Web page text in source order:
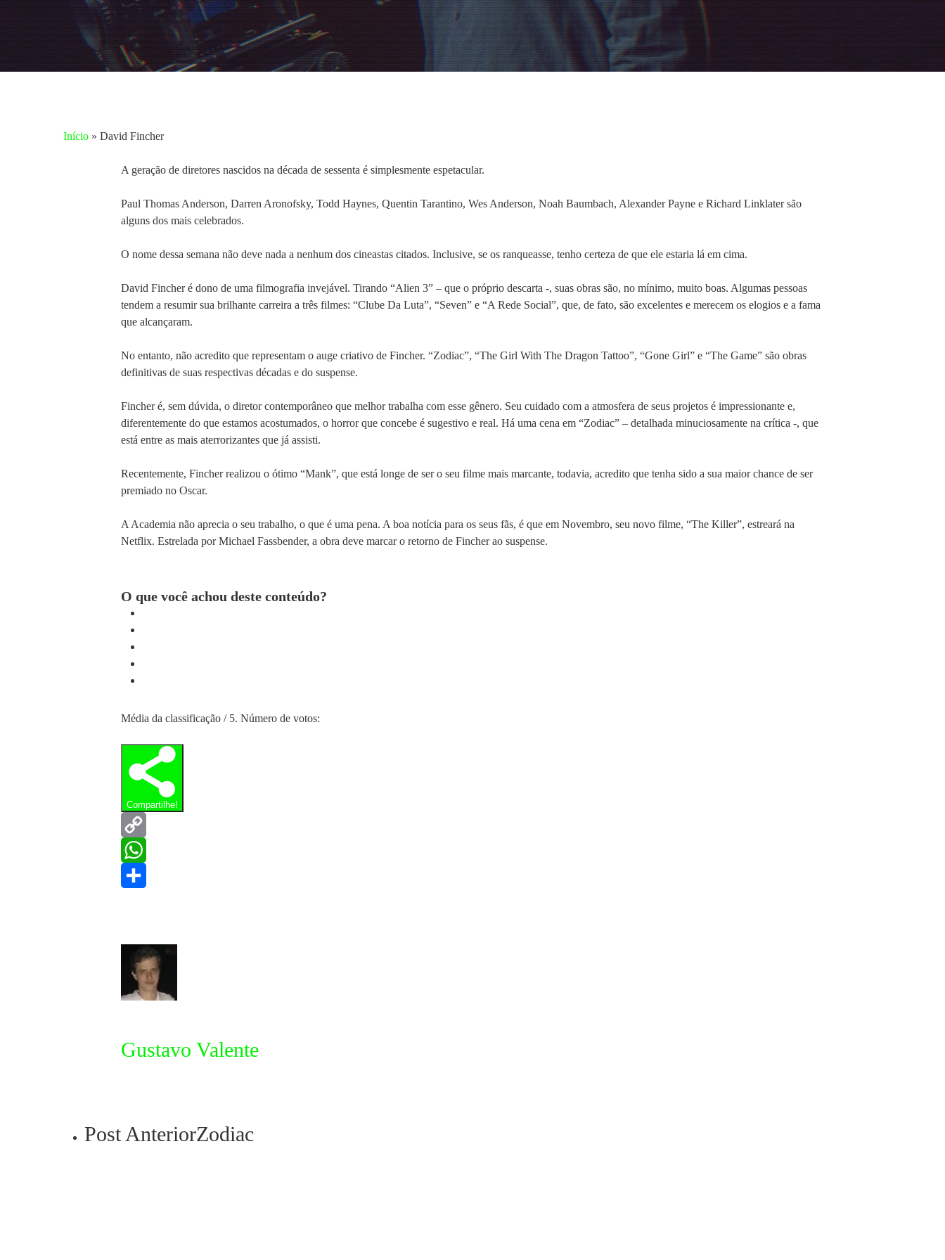
Aperte enter para pesquisar ou ESC para fechar
Início » David Fincher
A geração de diretores nascidos na década de sessenta é simplesmente espetacular.
Paul Thomas Anderson, Darren Aronofsky, Todd Haynes, Quentin Tarantino, Wes Anderson, Noah Baumbach, Alexander Payne e Richard Linklater são
alguns dos mais celebrados.
O nome dessa semana não deve nada a nenhum dos cineastas citados. Inclusive, se os ranqueasse, tenho certeza de que ele estaria lá em cima.
David Fincher é dono de uma filmografia invejável. Tirando “Alien 3” – que o próprio descarta -, suas obras são, no mínimo, muito boas. Algumas pessoas
tendem a resumir sua brilhante carreira a três filmes: “Clube Da Luta”, “Seven” e “A Rede Social”, que, de fato, são excelentes e merecem os elogios e a fama
que alcançaram.
No entanto, não acredito que representam o auge criativo de Fincher. “Zodiac”, “The Girl With The Dragon Tattoo”, “Gone Girl” e “The Game” são obras
definitivas de suas respectivas décadas e do suspense.
Fincher é, sem dúvida, o diretor contemporâneo que melhor trabalha com esse gênero. Seu cuidado com a atmosfera de seus projetos é impressionante e,
diferentemente do que estamos acostumados, o horror que concebe é sugestivo e real. Há uma cena em “Zodiac” – detalhada minuciosamente na crítica -, que
está entre as mais aterrorizantes que já assisti.
Recentemente, Fincher realizou o ótimo “Mank”, que está longe de ser o seu filme mais marcante, todavia, acredito que tenha sido a sua maior chance de ser
premiado no Oscar.
A Academia não aprecia o seu trabalho, o que é uma pena. A boa notícia para os seus fãs, é que em Novembro, seu novo filme, “The Killer”, estreará na
Netflix. Estrelada por Michael Fassbender, a obra deve marcar o retorno de Fincher ao suspense.
O que você achou deste conteúdo?
Média da classificação / 5. Número de votos:
Compartilhe!
Copy
Link
WhatsApp
Gustavo Valente
Post AnteriorZodiac